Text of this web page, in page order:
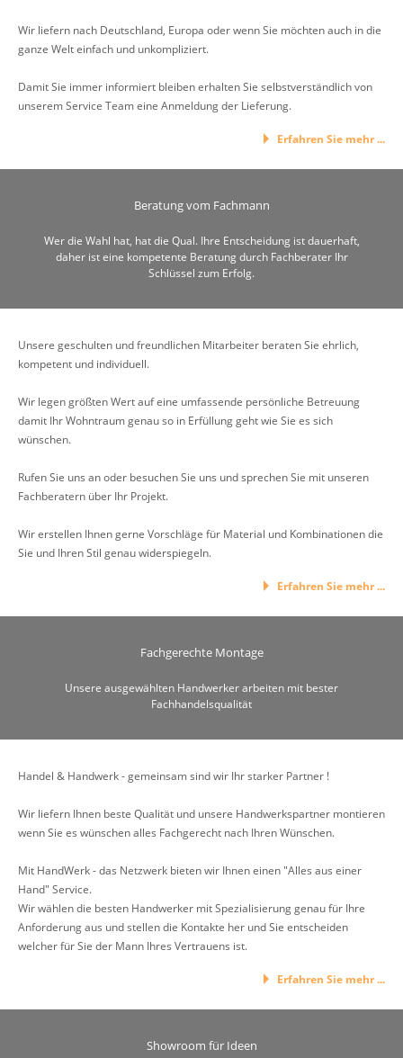
Wir liefern nach Deutschland, Europa oder wenn Sie möchten auch in die
ganze Welt einfach und unkompliziert.
Damit Sie immer informiert bleiben erhalten Sie selbstverständlich von
unserem Service Team eine Anmeldung der Lieferung.
Erfahren Sie mehr ...
Beratung vom Fachmann
Wer die Wahl hat, hat die Qual. Ihre Entscheidung ist dauerhaft,
daher ist eine kompetente Beratung durch Fachberater Ihr
Schlüssel zum Erfolg.
Unsere geschulten und freundlichen Mitarbeiter beraten Sie ehrlich,
kompetent und individuell.
Wir legen größten Wert auf eine umfassende persönliche Betreuung
damit Ihr Wohntraum genau so in Erfüllung geht wie Sie es sich
wünschen.
Rufen Sie uns an oder besuchen Sie uns und sprechen Sie mit unseren
Fachberatern über Ihr Projekt.
Wir erstellen Ihnen gerne Vorschläge für Material und Kombinationen die
Sie und Ihren Stil genau widerspiegeln.
Erfahren Sie mehr ...
Fachgerechte Montage
Unsere ausgewählten Handwerker arbeiten mit bester
Fachhandelsqualität
Handel & Handwerk - gemeinsam sind wir Ihr starker Partner !
Wir liefern Ihnen beste Qualität und unsere Handwerkspartner montieren
wenn Sie es wünschen alles Fachgerecht nach Ihren Wünschen.
Mit HandWerk - das Netzwerk bieten wir Ihnen einen "Alles aus einer
Hand" Service.
Wir wählen die besten Handwerker mit Spezialisierung genau für Ihre
Anforderung aus und stellen die Kontakte her und Sie entscheiden
welcher für Sie der Mann Ihres Vertrauens ist.
Erfahren Sie mehr ...
Showroom für Ideen